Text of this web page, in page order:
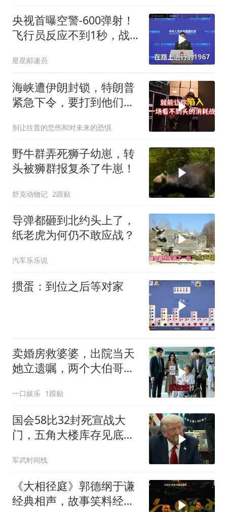
央视首曝空警-600弹射！
飞行员反应不到1秒，战
星星邮递员
海峡遭伊朗封锁，特朗普
紧急下令，要打到他们承
别让往昔的悲伤和对未来的恐惧
野牛群弄死狮子幼崽，转
头被狮群报复杀了牛崽！
舒克动物记 2跟贴
导弹都砸到北约头上了，
纸老虎为何仍不敢应战？
汽车乐乐说
掼蛋：到位之后等对家
卖婚房救婆婆，出院当天
她立遗嘱，两个大伯哥傻
一口娱乐 1跟贴
国会58比32封死宣战大
门，五角大楼库存见底，
生了什么
军武时间线
《大相径庭》郭德纲于谦
经典相声，故事笑料经典